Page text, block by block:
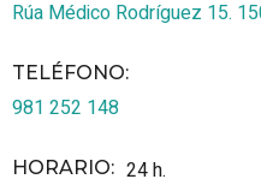
Rúa Médico Rodríguez 15.
TELÉFONO:
981 252 148
HORARIO: 24 h.